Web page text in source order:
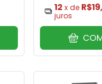
12 x de
juros